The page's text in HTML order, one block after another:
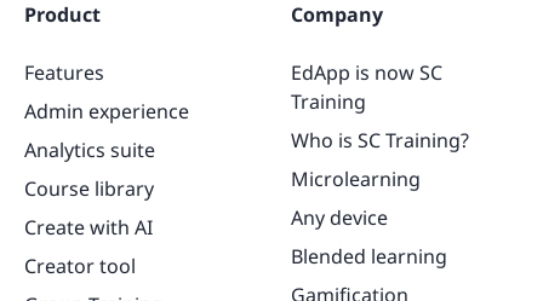
Product
Features
Admin experience
Analytics suite
Course library
Create with AI
Creator tool
Company
EdApp is now SC
Training
Who is SC Training?
Microlearning
Any device
Blended learning
Gamification